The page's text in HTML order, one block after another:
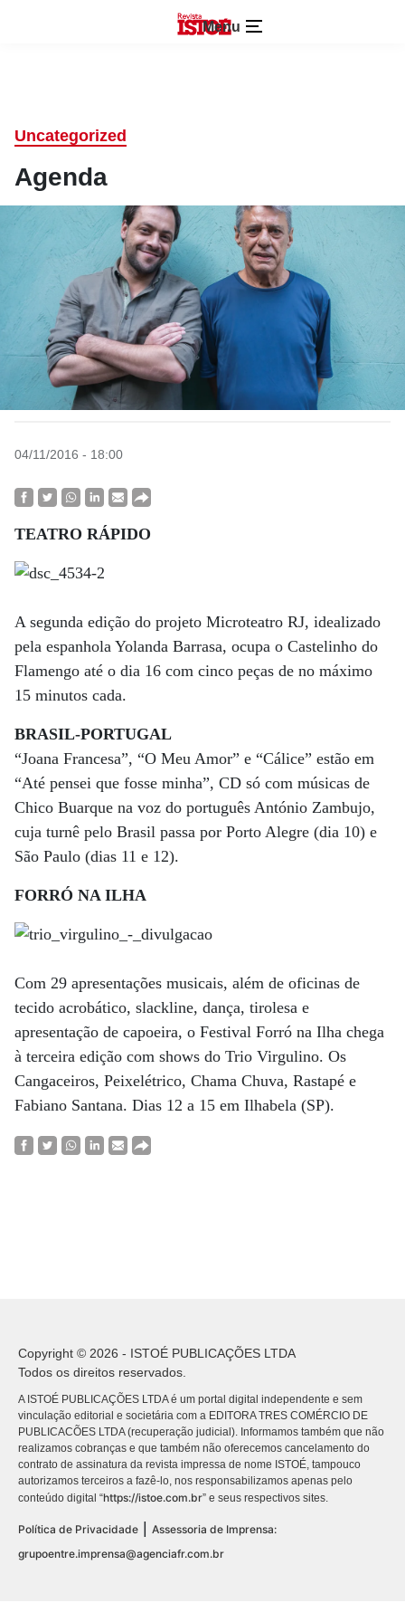
Menu
Uncategorized
Agenda
04/11/2016 - 18:00
TEATRO RÁPIDO
A segunda edição do projeto Microteatro RJ, idealizado
pela espanhola Yolanda Barrasa, ocupa o Castelinho do
Flamengo até o dia 16 com cinco peças de no máximo
15 minutos cada.
BRASIL-PORTUGAL
“Joana Francesa”, “O Meu Amor” e “Cálice” estão em
“Até pensei que fosse minha”, CD só com músicas de
Chico Buarque na voz do português António Zambujo,
cuja turnê pelo Brasil passa por Porto Alegre (dia 10) e
São Paulo (dias 11 e 12).
FORRÓ NA ILHA
Com 29 apresentações musicais, além de oficinas de
tecido acrobático, slackline, dança, tirolesa e
apresentação de capoeira, o Festival Forró na Ilha chega
à terceira edição com shows do Trio Virgulino. Os
Cangaceiros, Peixelétrico, Chama Chuva, Rastapé e
Fabiano Santana. Dias 12 a 15 em Ilhabela (SP).
Copyright © 2026 - ISTOÉ PUBLICAÇÕES LTDA
Todos os direitos reservados.
A ISTOÉ PUBLICAÇÕES LTDA é um portal digital independente e sem
vinculação editorial e societária com a EDITORA TRES COMÉRCIO DE
PUBLICACÕES LTDA (recuperação judicial). Informamos também que não
realizamos cobranças e que também não oferecemos cancelamento do
contrato de assinatura da revista impressa de nome ISTOÉ, tampouco
autorizamos terceiros a fazê-lo, nos responsabilizamos apenas pelo
conteúdo digital “https://istoe.com.br” e seus respectivos sites.
Política de Privacidade
Assessoria de Imprensa:
grupoentre.imprensa@agenciafr.com.br